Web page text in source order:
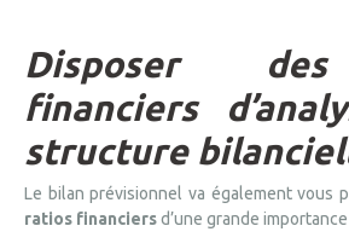
Disposer
financiers
structure
Le bilan prévisionnel va également vous
ratios financiersd’une grande importance